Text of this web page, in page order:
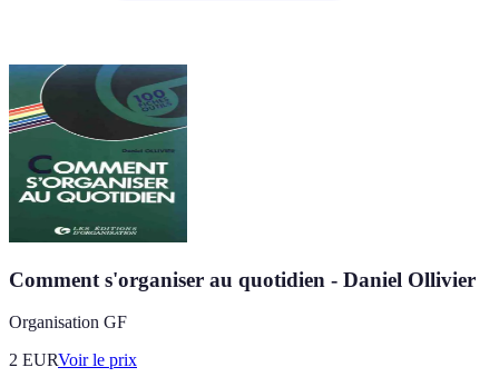
Comment s'organiser au quotidien - Daniel Ollivier
Organisation GF
2 EURVoir le prix